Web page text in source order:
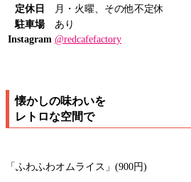
定休日
月・火曜、その他不定休
駐車場
あり
Instagram @redcafefactory
懐かしの味わいを
レトロな空間で
「ふわふわオムライス」(900円)